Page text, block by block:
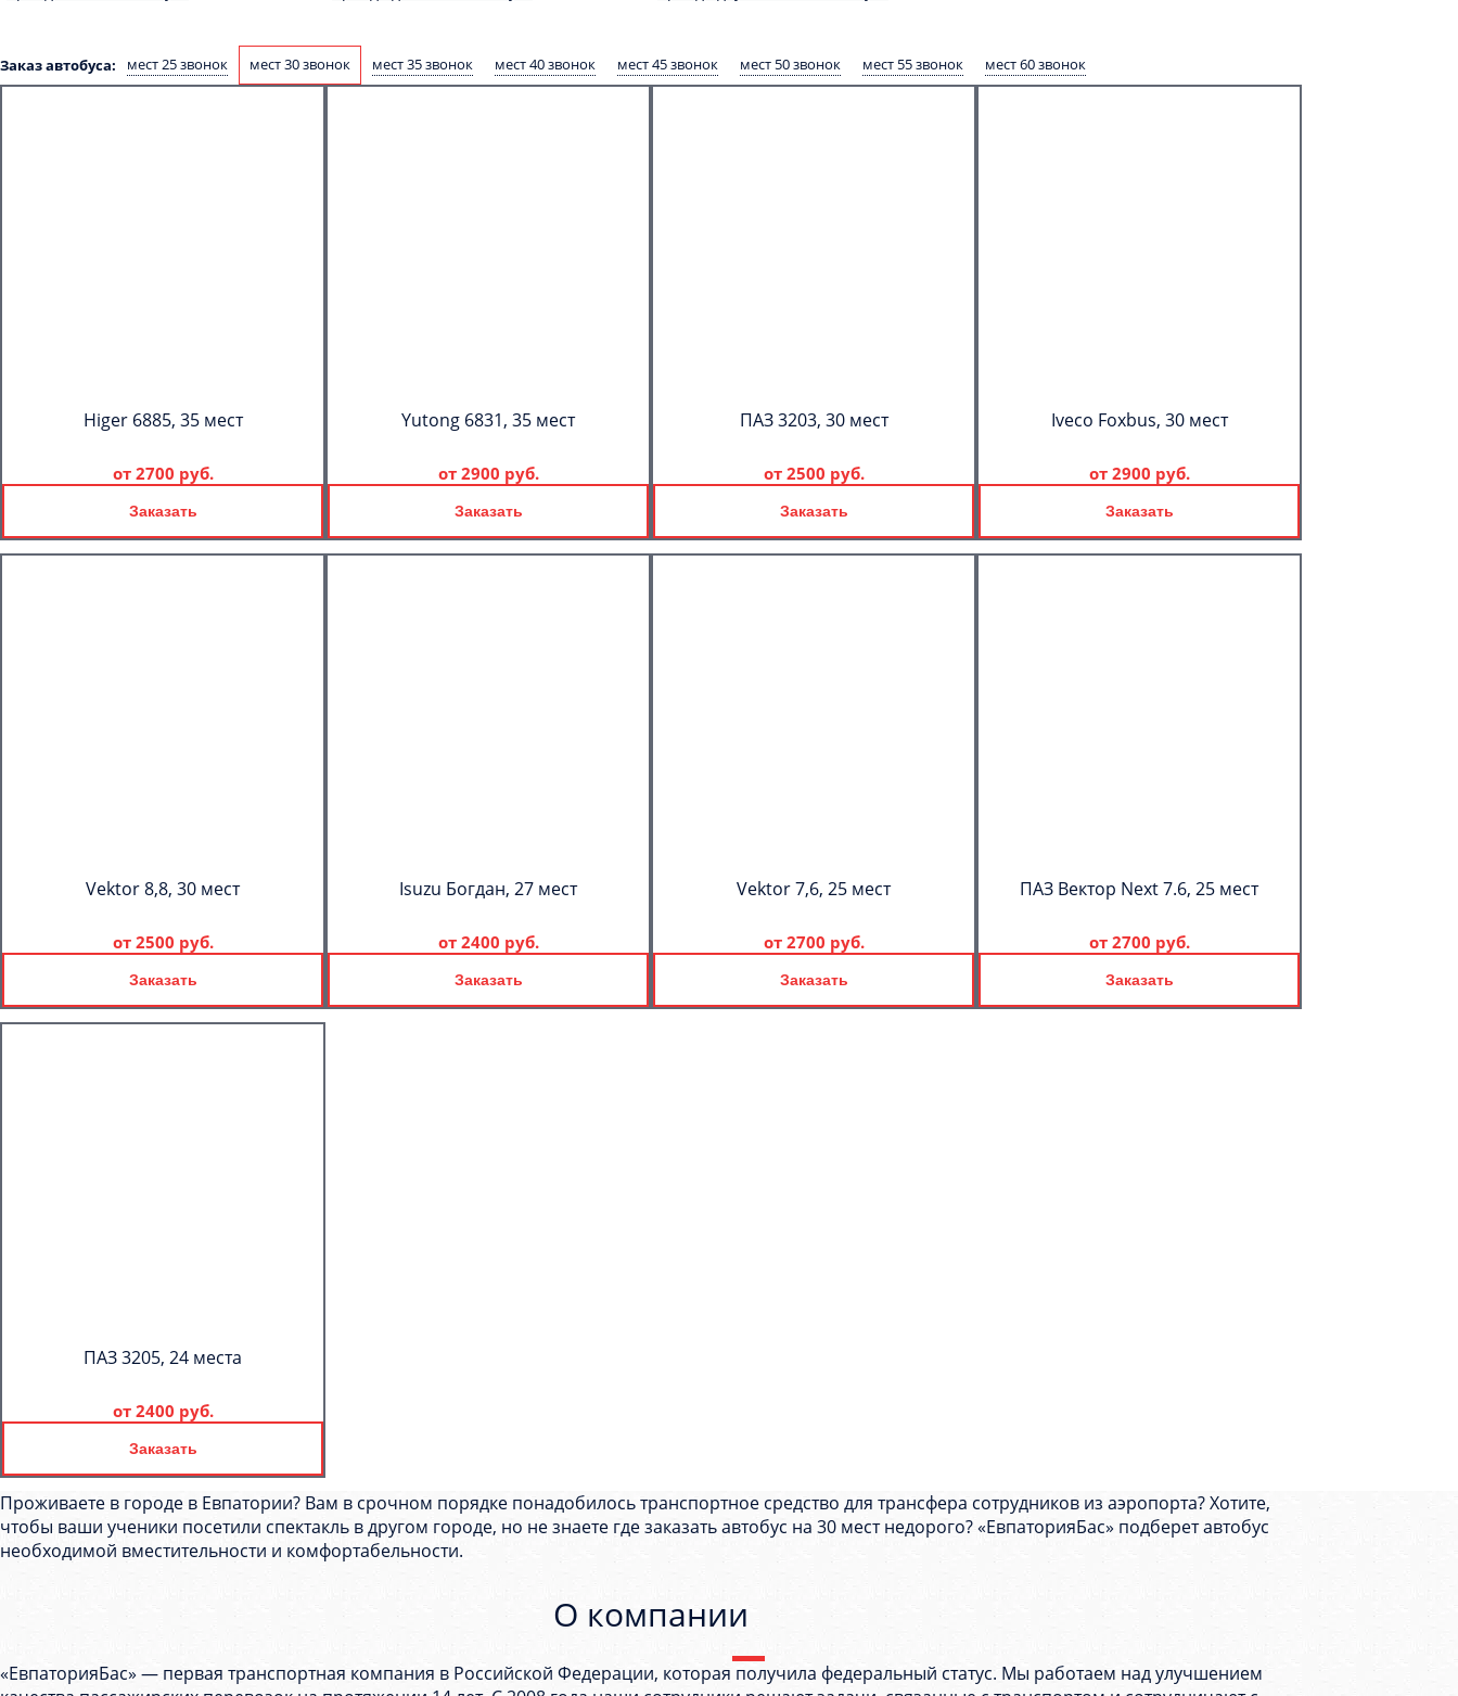
Заказ автобуса: мест 25 звонок мест 30 звонок мест 35 звонок мест 40 звонок мест 45 звонок мест 50 звонок мест 55 звонок мест 60 звонок
Higer 6885, 35 мест
от 2700 руб.
Заказать
Yutong 6831, 35 мест
от 2900 руб.
Заказать
ПАЗ 3203, 30 мест
от 2500 руб.
Заказать
Iveco Foxbus, 30 мест
от 2900 руб.
Заказать
Vektor 8,8, 30 мест
от 2500 руб.
Заказать
Isuzu Богдан, 27 мест
от 2400 руб.
Заказать
Vektor 7,6, 25 мест
от 2700 руб.
Заказать
ПАЗ Вектор Next 7.6, 25 мест
от 2700 руб.
Заказать
ПАЗ 3205, 24 места
от 2400 руб.
Заказать
Проживаете в городе в Евпатории? Вам в срочном порядке понадобилось транспортное средство для трансфера сотрудников из аэропорта? Хотите,
чтобы ваши ученики посетили спектакль в другом городе, но не знаете где заказать автобус на 30 мест недорого? «ЕвпаторияБас» подберет автобус
необходимой вместительности и комфортабельности.
О компании
«ЕвпаторияБас» — первая транспортная компания в Российской Федерации, которая получила федеральный статус. Мы работаем над улучшением